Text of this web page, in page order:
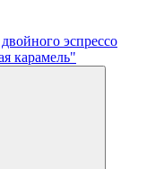
эспрессо
карамель"